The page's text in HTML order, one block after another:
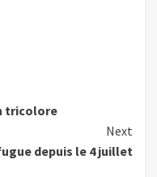
tricolore
Next
depuis le 4 juillet